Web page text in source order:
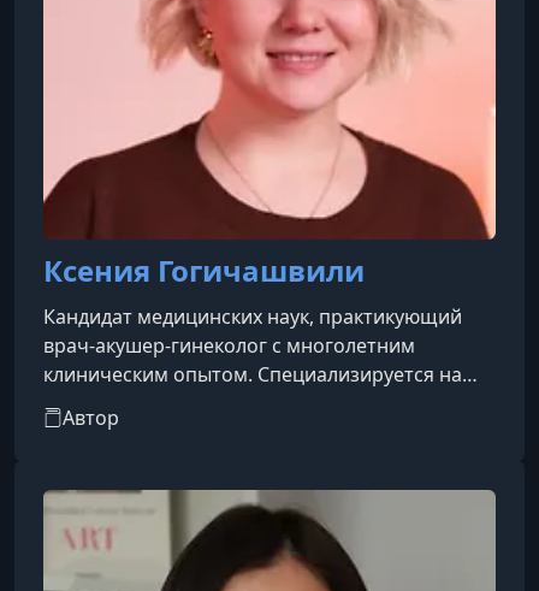
Ксения Гогичашвили
Кандидат медицинских наук, практикующий
врач-акушер-гинеколог с многолетним
клиническим опытом. Специализируется на
вопросах женского здоровья и гормонального
баланса. Автор и ведущая образовательного
данных объясняет физиологию, помогает
разобраться в изменениях тела и обучает
грамотному подходу к самонаблюдению и
поддержанию благополучия на каждом этапе
Автор